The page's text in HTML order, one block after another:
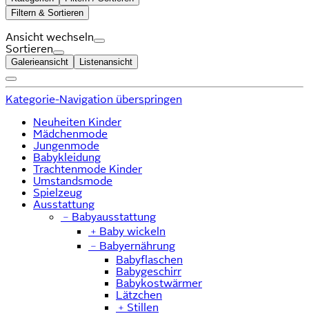
Filtern & Sortieren
Ansicht wechseln
Sortieren
Galerieansicht Listenansicht
Kategorie-Navigation überspringen
Neuheiten Kinder
Mädchenmode
Jungenmode
Babykleidung
Trachtenmode Kinder
Umstandsmode
Spielzeug
Ausstattung
﹣ Babyausstattung
﹢ Baby wickeln
﹣ Babyernährung
Babyflaschen
Babygeschirr
Babykostwärmer
Lätzchen
﹢ Stillen